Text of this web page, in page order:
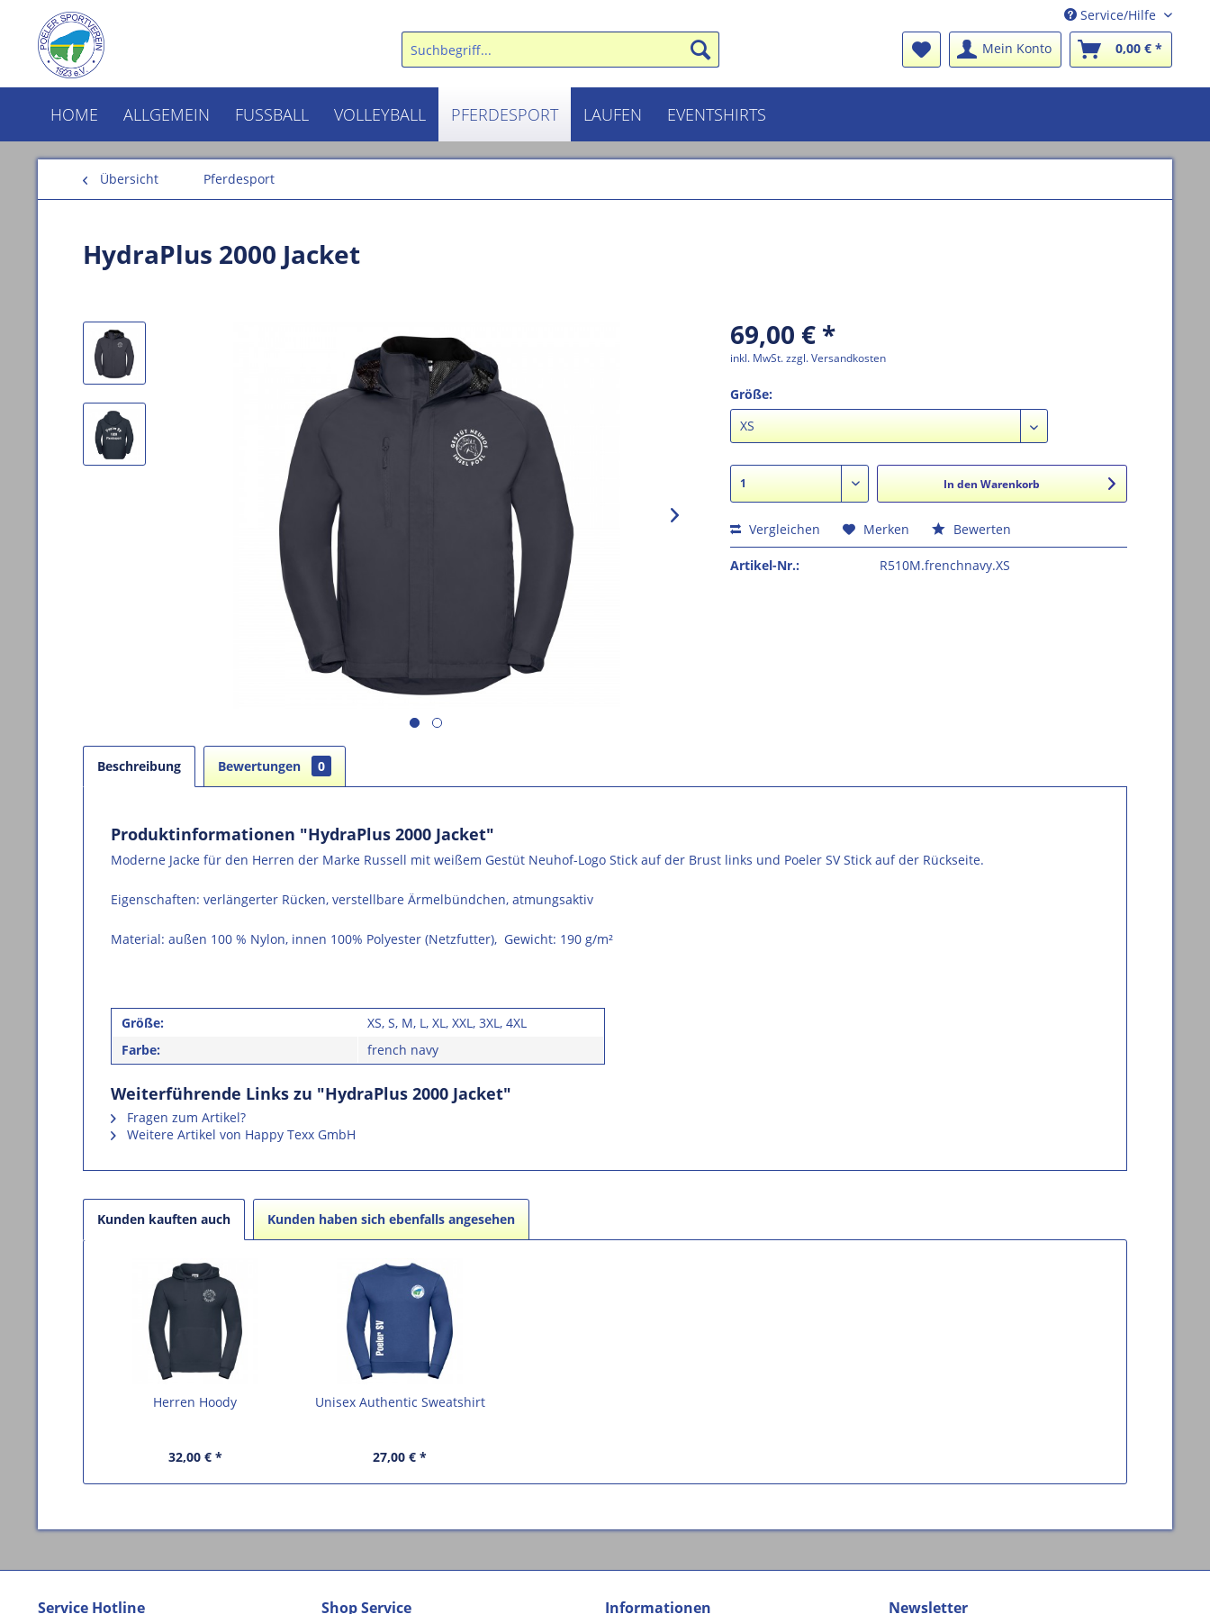
Service/Hilfe
Mein Konto
0,00 € *
HOME ALLGEMEIN FUSSBALL VOLLEYBALL PFERDESPORT LAUFEN EVENTSHIRTS
Übersicht Pferdesport
HydraPlus 2000 Jacket
69,00 € *
inkl. MwSt.zzgl. Versandkosten
Größe:
In den Warenkorb
Vergleichen Merken Bewerten
Artikel-Nr.: R510M.frenchnavy.XS
Beschreibung Bewertungen 0
Produktinformationen "HydraPlus 2000 Jacket"
Moderne Jacke für den Herren der Marke Russell mit weißem Gestüt Neuhof-Logo Stick auf der Brust links und Poeler SV Stick auf der Rückseite.
Eigenschaften: verlängerter Rücken, verstellbare Ärmelbündchen, atmungsaktiv
Material: außen 100 % Nylon, innen 100% Polyester (Netzfutter), Gewicht: 190 g/m²
Größe:
XS, S, M, L, XL, XXL, 3XL, 4XL
Farbe:
french navy
Weiterführende Links zu "HydraPlus 2000 Jacket"
Fragen zum Artikel?
Weitere Artikel von Happy Texx GmbH
Kunden kauften auch Kunden haben sich ebenfalls angesehen
Herren Hoody
32,00 € *
Unisex Authentic Sweatshirt
27,00 € *
Service Hotline Shop Service Informationen Newsletter